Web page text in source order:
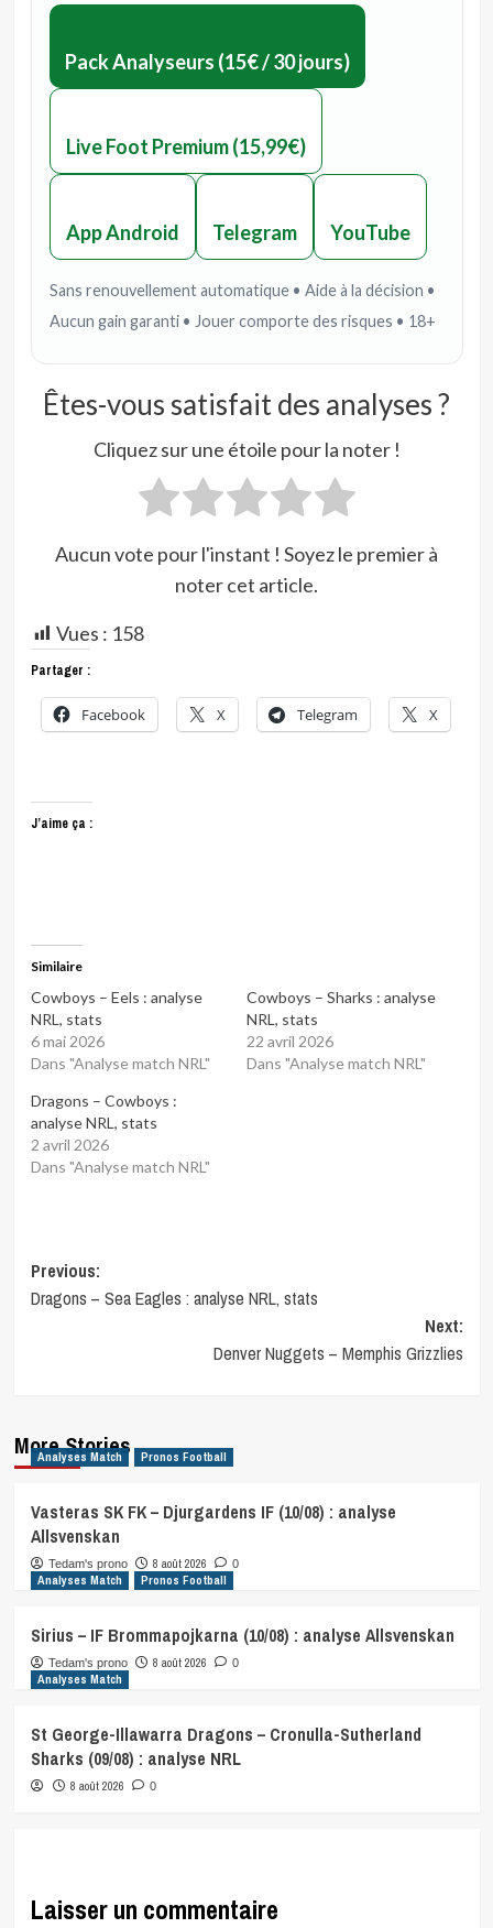
Pack Analyseurs (15€ / 30 jours)
Live Foot Premium (15,99€)
App Android Telegram YouTube
Sans renouvellement automatique • Aide à la décision •
Aucun gain garanti • Jouer comporte des risques • 18+
Êtes-vous satisfait des analyses ?
Cliquez sur une étoile pour la noter !
Aucun vote pour l'instant ! Soyez le premier à
noter cet article.
Vues : 158
Partager :
Facebook X Telegram X
J’aime ça :
Similaire
Cowboys – Eels : analyse
NRL, stats
6 mai 2026
Dans "Analyse match NRL"
Cowboys – Sharks : analyse
NRL, stats
22 avril 2026
Dans "Analyse match NRL"
Dragons – Cowboys :
analyse NRL, stats
2 avril 2026
Dans "Analyse match NRL"
Post
navigation
Previous:
Dragons – Sea Eagles : analyse NRL, stats
Next:
Denver Nuggets – Memphis Grizzlies
More Stories
Analyses Match Pronos Football
Vasteras SK FK – Djurgardens IF (10/08) : analyse
Allsvenskan
Tedam's prono 8 août 2026 0
Analyses Match Pronos Football
Sirius – IF Brommapojkarna (10/08) : analyse Allsvenskan
Tedam's prono 8 août 2026 0
Analyses Match
St George-Illawarra Dragons – Cronulla-Sutherland
Sharks (09/08) : analyse NRL
8 août 2026 0
Laisser un commentaire